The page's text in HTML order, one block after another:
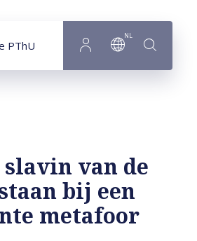
PThU
NL
van de
bij een
metafoor